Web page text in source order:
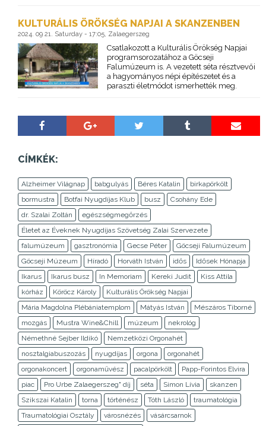
KULTURÁLIS ÖRÖKSÉG NAPJAI A SKANZENBEN
2024. 09 21. Saturday - 17:05, Zalaegerszeg
Csatlakozott a Kulturális Örökség Napjai
programsorozatához a Göcseji
Falumúzeum is. A vezetett séta résztvevői
a hagyományos népi építészetet és a
paraszti életmódot ismerhették meg.
CÍMKÉK:
Alzheimer Világnap babgulyás Béres Katalin
birkapörkölt
bormustra
Botfai Nyugdíjas Klub busz
Csohány Ede
dr. Szalai Zoltán
egészségmegőrzés
Életet az Éveknek Nyugdíjas Szövetség Zalai Szervezete
falumúzeum
gasztronómia Gecse Péter
Göcseji Falumúzeum
Göcseji Múzeum
Híradó Horváth István idős
Idősek Hónapja
Ikarus
Ikarus busz In Memoriam Kereki Judit
Kiss Attila
kórház
Köröcz Károly
Kulturális Örökség Napjai
Mária Magdolna Plébániatemplom
Mátyás István
Mészáros Tiborné
mozgás
Mustra Wine&Chill múzeum
nekrológ
Némethné Sejber Ildikó
Nemzetközi Orgonahét
nosztalgiabuszozás
nyugdíjas orgona
orgonahét
orgonakoncert
orgonaművész pacalpörkölt
Papp-Forintos Elvira
piac
Pro Urbe Zalaegerszeg" díj séta Simon Lívia
skanzen
Szikszai Katalin
torna történész Tóth László
traumatológia
Traumatológiai Osztály
városnézés
vásárcsarnok